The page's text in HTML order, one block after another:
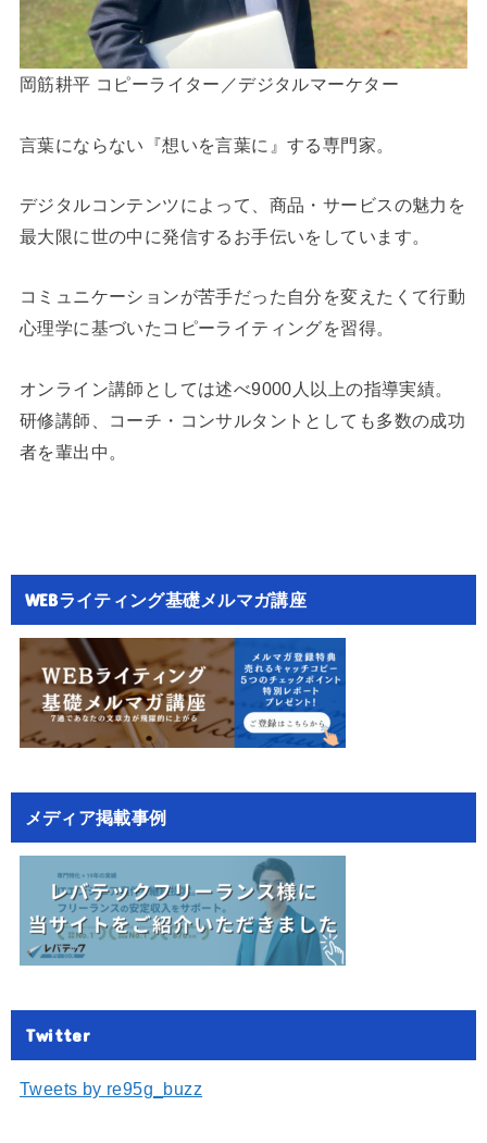
岡筋耕平 コピーライター／デジタルマーケター
言葉にならない『想いを言葉に』する専門家。
デジタルコンテンツによって、商品・サービスの魅力を
最大限に世の中に発信するお手伝いをしています。
コミュニケーションが苦手だった自分を変えたくて行動
心理学に基づいたコピーライティングを習得。
オンライン講師としては述べ9000人以上の指導実績。
研修講師、コーチ・コンサルタントとしても多数の成功
者を輩出中。
WEBライティング基礎メルマガ講座
メディア掲載事例
Twitter
Tweets by re95g_buzz